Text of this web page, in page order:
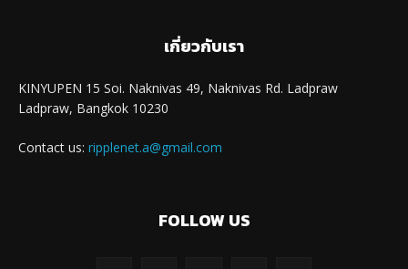
เกี่ยวกับเรา
KINYUPEN 15 Soi. Naknivas 49, Naknivas Rd. Ladpraw
Ladpraw, Bangkok 10230
Contact us: ripplenet.a@gmail.com
FOLLOW US